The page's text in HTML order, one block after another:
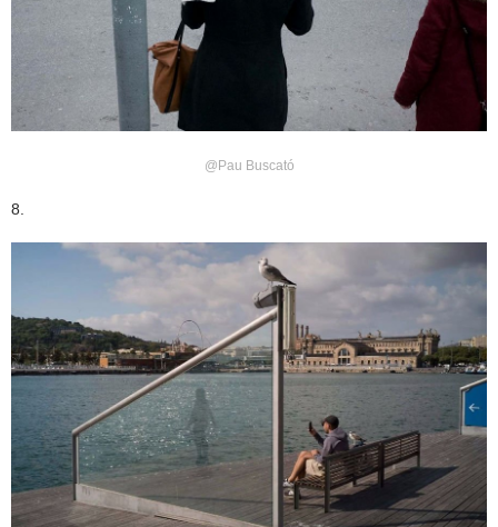
@Pau Buscató
8.